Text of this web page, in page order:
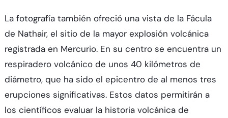
La fotografía también ofreció una vista de la Fácula
de Nathair, el sitio de la mayor explosión volcánica
registrada en Mercurio. En su centro se encuentra un
respiradero volcánico de unos 40 kilómetros de
diámetro, que ha sido el epicentro de al menos tres
erupciones significativas. Estos datos permitirán a
los científicos evaluar la historia volcánica de